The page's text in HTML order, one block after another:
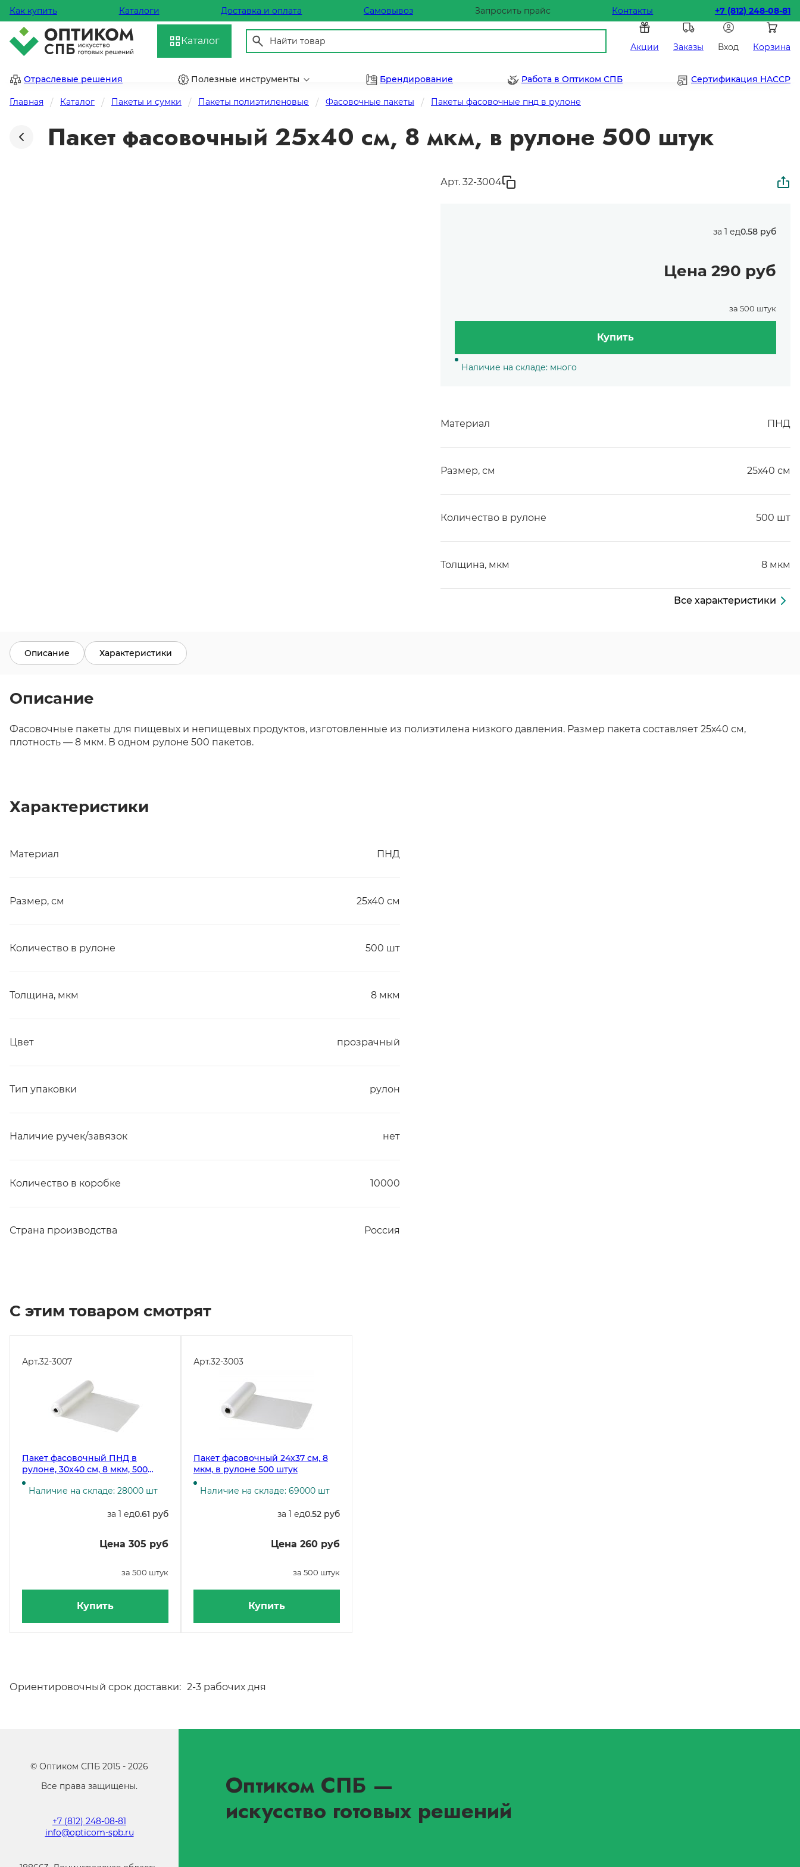
Как купить Каталоги Доставка и оплата Самовывоз Запросить прайс Контакты +7 (812) 248-08-81
Каталог
Акции Заказы Вход Корзина
Отраслевые решения Полезные инструменты Брендирование Работа в Оптиком СПБ Сертификация HACCP
Главная Каталог Пакеты и сумки Пакеты полиэтиленовые Фасовочные пакеты Пакеты фасовочные пнд в рулоне
Пакет фасовочный 25х40 см, 8 мкм, в рулоне 500 штук
Арт. 32-3004
за 1 ед0.58 руб
Цена 290 руб
за 500 штук
Купить
Наличие на складе: много
Материал ПНД
Размер, см 25х40 см
Количество в рулоне 500 шт
Толщина, мкм 8 мкм
Все характеристики
Описание Характеристики
Описание
Фасовочные пакеты для пищевых и непищевых продуктов, изготовленные из полиэтилена низкого давления. Размер пакета составляет 25х40 см,
плотность — 8 мкм. В одном рулоне 500 пакетов.
Характеристики
Материал ПНД
Размер, см 25х40 см
Количество в рулоне 500 шт
Толщина, мкм 8 мкм
Цвет прозрачный
Тип упаковки рулон
Наличие ручек/завязок нет
Количество в коробке 10000
Страна производства Россия
С этим товаром смотрят
Арт.32-3007
Пакет фасовочный ПНД в
рулоне, 30х40 см, 8 мкм, 500
штук в рулоне, в коробке 10000
штук
Наличие на складе: 28000 шт
за 1 ед0.61 руб
Цена 305 руб
за 500 штук
Купить
Арт.32-3003
Пакет фасовочный 24х37 см, 8
мкм, в рулоне 500 штук
Наличие на складе: 69000 шт
за 1 ед0.52 руб
Цена 260 руб
за 500 штук
Купить
Ориентировочный срок доставки: 2-3 рабочих дня
© Оптиком СПБ 2015 - 2026
Все права защищены.
+7 (812) 248-08-81
info@opticom-spb.ru
Оптиком СПБ —
искусство готовых решений